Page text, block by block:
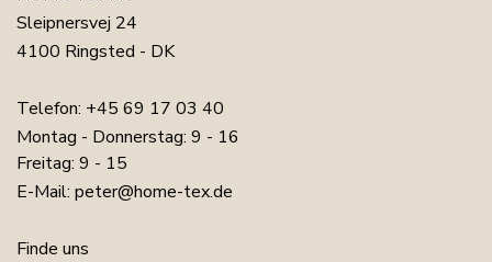
Sleipnersvej 24
4100 Ringsted - DK
Telefon: +45 69 17 03 40
Montag - Donnerstag: 9 - 16
Freitag: 9 - 15
E-Mail: peter@home-tex.de
Finde uns